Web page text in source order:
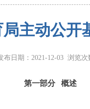
主动公开
布日期：2021-12-03 浏览次
第一部分 概述